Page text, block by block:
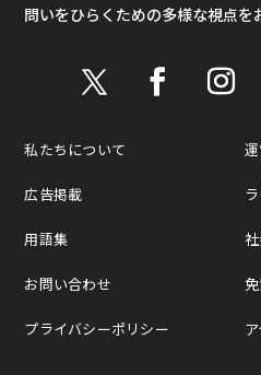
問いをひらくための多様な視点を
私たちについて
広告掲載
用語集
お問い合わせ
プライバシーポリシー